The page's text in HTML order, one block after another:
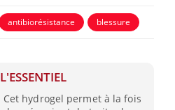
antibiorésistance blessure
L'ESSENTIEL
Cet hydrogel permet à la fois